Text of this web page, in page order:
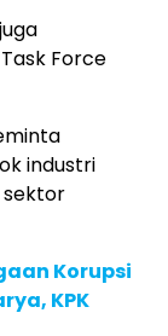
Force
industri
sektor
Korupsi
KPK